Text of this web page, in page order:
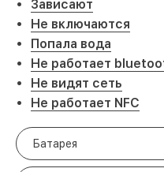
Зависают
Не включаются
Попала вода
Не работает
Не видят сеть
Не работает NFC
Батарея